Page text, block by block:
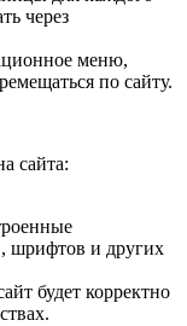
через
меню,
по сайту.
сайта:
шрифтов и других
будет корректно